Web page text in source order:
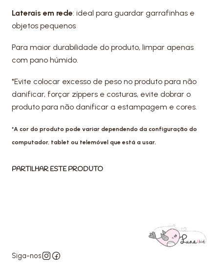
Laterais em rede: ideal para guardar garrafinhas e
objetos pequenos
Para maior durabilidade do produto, limpar apenas
com pano húmido.
*Evite colocar excesso de peso no produto para não
danificar, forçar zíppers e costuras, evite dobrar o
produto para não danificar a estampagem e cores.
*A cor do produto pode variar dependendo da configuração do
computador, tablet ou telemóvel que está a usar.
PARTILHAR ESTE PRODUTO
Siga-nos